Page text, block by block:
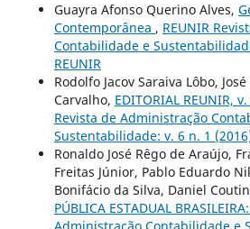
Guayra Afonso Querino Alves,
Contemporânea , REUNIR
Contabilidade e
REUNIR
Rodolfo Jacov Saraiva Lôbo,
Carvalho, EDITORIAL REUNIR,
Revista de Administração
Sustentabilidade: v. 6 n. 1
Ronaldo José Rêgo de Araújo,
Freitas Júnior, Pablo Eduardo
Bonifácio da Silva, Daniel
PÚBLICA ESTADUAL BRASILEIRA: